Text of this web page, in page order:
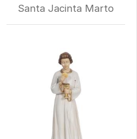
Santa Jacinta Marto